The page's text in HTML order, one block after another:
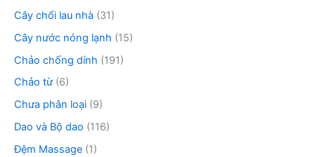
Cây chổi lau nhà (31)
Cây nước nóng lạnh (15)
Chảo chống dính (191)
Chảo từ (6)
Chưa phân loại (9)
Dao và Bộ dao (116)
Đệm Massage (1)